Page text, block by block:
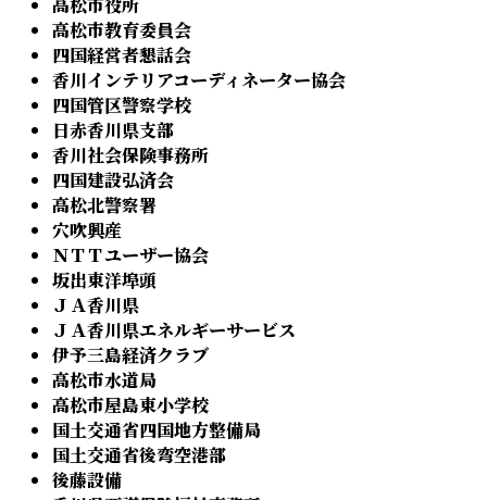
高松市教育委員会
四国経営者懇話会
香川インテリアコーディネーター協会
四国管区警察学校
日赤香川県支部
香川社会保険事務所
四国建設弘済会
高松北警察署
穴吹興産
ＮＴＴユーザー協会
坂出東洋埠頭
ＪＡ香川県
ＪＡ香川県エネルギーサービス
伊予三島経済クラブ
高松市水道局
高松市屋島東小学校
国土交通省四国地方整備局
国土交通省後弯空港部
後藤設備